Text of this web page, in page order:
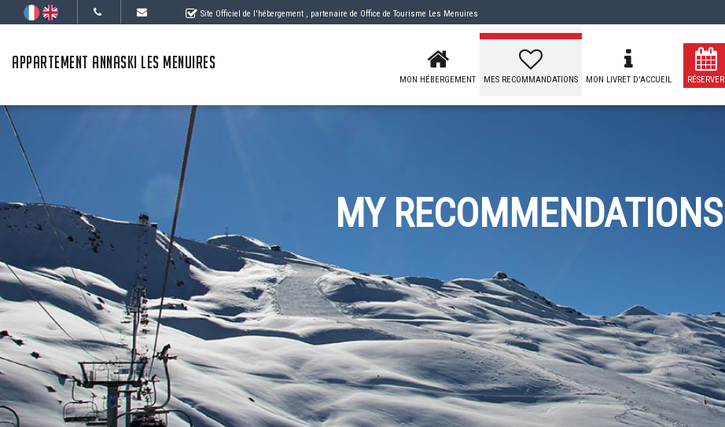
Site Officiel de l'hébergement , partenaire de Office de Tourisme Les Menuires
APPARTEMENT ANNASKI LES MENUIRES
MON HÉBERGEMENT MES RECOMMANDATIONS MON LIVRET D'ACCUEIL RÉSERVER
MY RECOMMENDATIONS